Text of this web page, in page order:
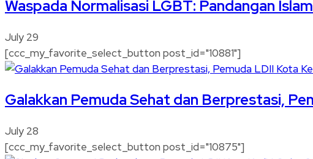
Waspada Normalisasi LGBT: Pandangan
July 29
[ccc_my_favorite_select_button post_id="10881"]
Galakkan Pemuda Sehat dan Berprestasi,
July 28
[ccc_my_favorite_select_button post_id="10875"]